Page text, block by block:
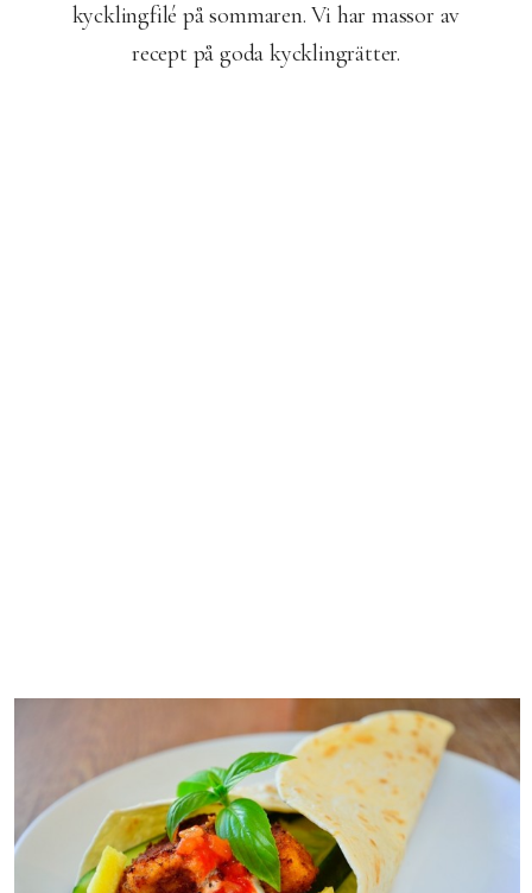
kycklingfilé på sommaren. Vi har massor av
recept på goda kycklingrätter.